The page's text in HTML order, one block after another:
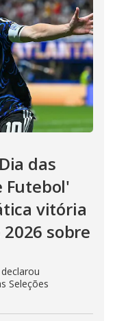
das
Futebol'
vitória
sobre
Seleções